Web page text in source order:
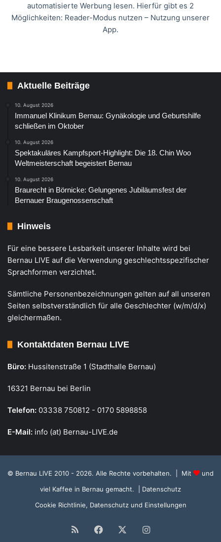
automatisierte Werbung lesen. Hierfür gibt es 2
Möglichkeiten: Reader-Modus nutzen – Nutzung unserer
App.
Aktuelle Beiträge
10. August 2026
Immanuel Klinikum Bernau: Gynäkologie und Geburtshilfe
schließen im Oktober
10. August 2026
Spektakuläres Kampfsport-Highlight: Die 18. Chin Woo
Weltmeisterschaft begeistert Bernau
10. August 2026
Braurecht in Börnicke: Gelungenes Jubiläumsfest der
Bernauer Braugenossenschaft
Hinweis
Für eine bessere Lesbarkeit unserer Inhalte wird bei
Bernau LIVE auf die Verwendung geschlechtsspezifischer
Sprachformen verzichtet.
Sämtliche Personenbezeichnungen gelten auf all unseren
Seiten selbstverständlich für alle Geschlechter (w/m/d/x)
gleichermaßen.
Kontaktdaten Bernau LIVE
Büro: Hussitenstraße 1 (Stadthalle Bernau)
16321 Bernau bei Berlin
Telefon: 03338 750812 - 0170 5898858
E-Mail: info (at) Bernau-LIVE.de
© Bernau LIVE 2010 - 2026. Alle Rechte vorbehalten. | Mit
und
viel Kaffee in Bernau gemacht.
| Datenschutz
Cookie Richtlinie, Datenschutz und Einstellungen
RSS Facebook Instagram